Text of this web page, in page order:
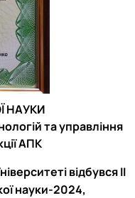
НАУКИ
та управління
АПК
відбувся ІІ
науки-2024,